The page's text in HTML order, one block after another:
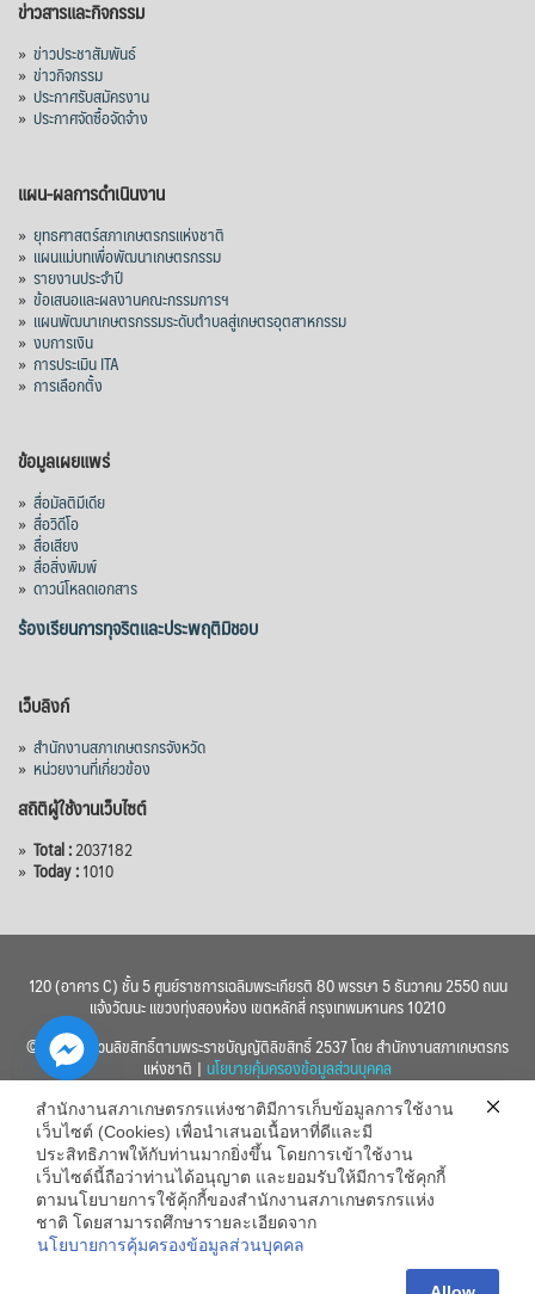
ข่าวสารและกิจกรรม
» ข่าวประชาสัมพันธ์
» ข่าวกิจกรรม
» ประกาศรับสมัครงาน
» ประกาศจัดซื้อจัดจ้าง
แผน-ผลการดำเนินงาน
» ยุทธศาสตร์สภาเกษตรกรแห่งชาติ
» แผนแม่บทเพื่อพัฒนาเกษตรกรรม
» รายงานประจำปี
» ข้อเสนอและผลงานคณะกรรมการฯ
» แผนพัฒนาเกษตรกรรมระดับตำบลสู่เกษตรอุตสาหกรรม
» งบการเงิน
» การประเมิน ITA
» การเลือกตั้ง
ข้อมูลเผยแพร่
» สื่อมัลติมีเดีย
» สื่อวิดีโอ
» สื่อเสียง
» สื่อสิ่งพิมพ์
» ดาวน์โหลดเอกสาร
ร้องเรียนการทุจริตและประพฤติมิชอบ
เว็บลิงก์
» สำนักงานสภาเกษตรกรจังหวัด
» หน่วยงานที่เกี่ยวข้อง
สถิติผู้ใช้งานเว็บไซต์
» Total :2037182
» Today :1010
120 (อาคาร C) ชั้น 5 ศูนย์ราชการเฉลิมพระเกียรติ 80 พรรษา 5 ธันวาคม 2550 ถนน
แจ้งวัฒนะ แขวงทุ่งสองห้อง เขตหลักสี่ กรุงเทพมหานคร 10210
© 2560 สงวนลิขสิทธิ์ตามพระราชบัญญัติลิขสิทธิ์ 2537 โดย สำนักงานสภาเกษตรกร
แห่งชาติ | นโยบายคุ้มครองข้อมูลส่วนบุคคล
สำนักงานสภาเกษตรกรแห่งชาติมีการเก็บข้อมูลการใช้งาน
เว็บไซต์ (Cookies) เพื่อนำเสนอเนื้อหาที่ดีและมี
ประสิทธิภาพให้กับท่านมากยิ่งขึ้น โดยการเข้าใช้งาน
เว็บไซต์นี้ถือว่าท่านได้อนุญาต และยอมรับให้มีการใช้คุกกี้
ตามนโยบายการใช้คุ้กกี้ของสำนักงานสภาเกษตรกรแห่ง
ชาติ โดยสามารถศึกษารายละเอียดจาก
นโยบายการคุ้มครองข้อมูลส่วนบุคคล
Hide
chaty